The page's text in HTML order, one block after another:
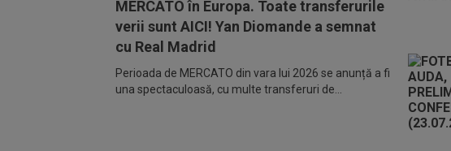
MERCATO în Europa. Toate transferurile
verii sunt AICI! Yan Diomande a semnat
cu Real Madrid
Perioada de MERCATO din vara lui 2026 se anunță a fi
una spectaculoasă, cu multe transferuri de...